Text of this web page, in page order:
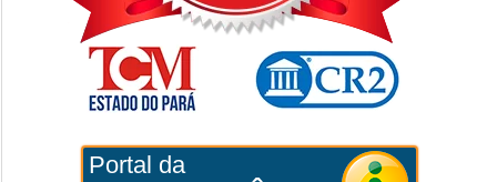
Portal da